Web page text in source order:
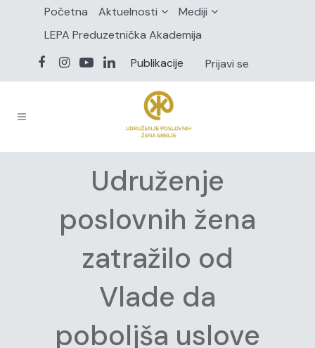
Početna Aktuelnosti
Mediji
LEPA Preduzetnička Akademija
Publikacije
Prijavi se
Udruženje
poslovnih žena
zatražilo od
Vlade da
poboljša uslove